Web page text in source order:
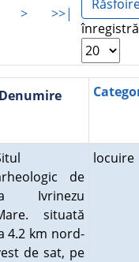
> >>|
Denumire
de
Ivrinezu
situată
4.2 km nord-
de sat, pe
locuire